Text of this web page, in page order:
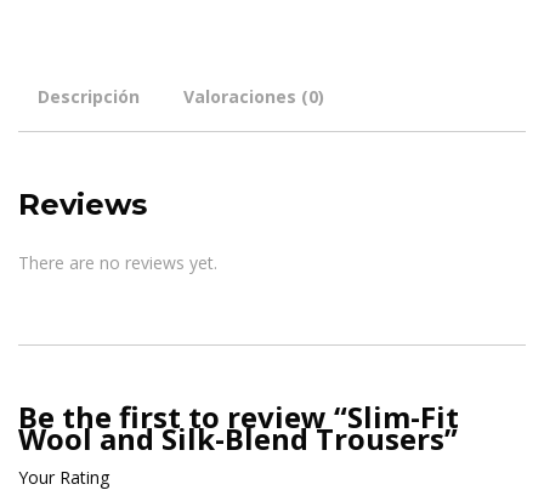
Descripción Valoraciones (0)
Reviews
There are no reviews yet.
Be the first to review “Slim-Fit
Wool and Silk-Blend Trousers”
Your Rating